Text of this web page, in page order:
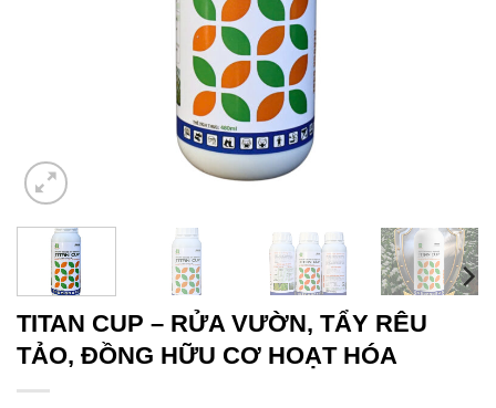
TITAN CUP – RỬA VƯỜN, TẨY RÊU
TẢO, ĐỒNG HỮU CƠ HOẠT HÓA